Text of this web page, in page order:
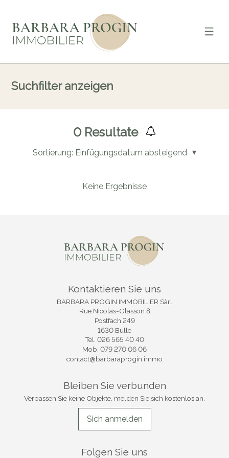
Suchfilter anzeigen
0Resultate
Sortierung: Einfügungsdatum absteigend
Keine Ergebnisse
Kontaktieren Sie uns
BARBARA PROGIN IMMOBILIER Sàrl
Rue Nicolas-Glasson 8
Postfach 249
1630 Bulle
Tel. 026 565 40 40
Mob. 079 270 06 06
contact@barbaraprogin.immo
Bleiben Sie verbunden
Verpassen Sie keine Objekte, melden Sie sich kostenlos an.
Sich anmelden
Folgen Sie uns